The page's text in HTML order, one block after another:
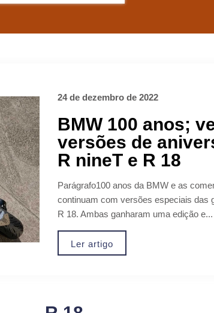
24 de dezembro de 2022
BMW 100 anos;
versões de
R nineT e R 18
Parágrafo100 anos da BMW e as
continuam com versões especiais das
R 18. Ambas ganharam uma edição e...
Ler artigo